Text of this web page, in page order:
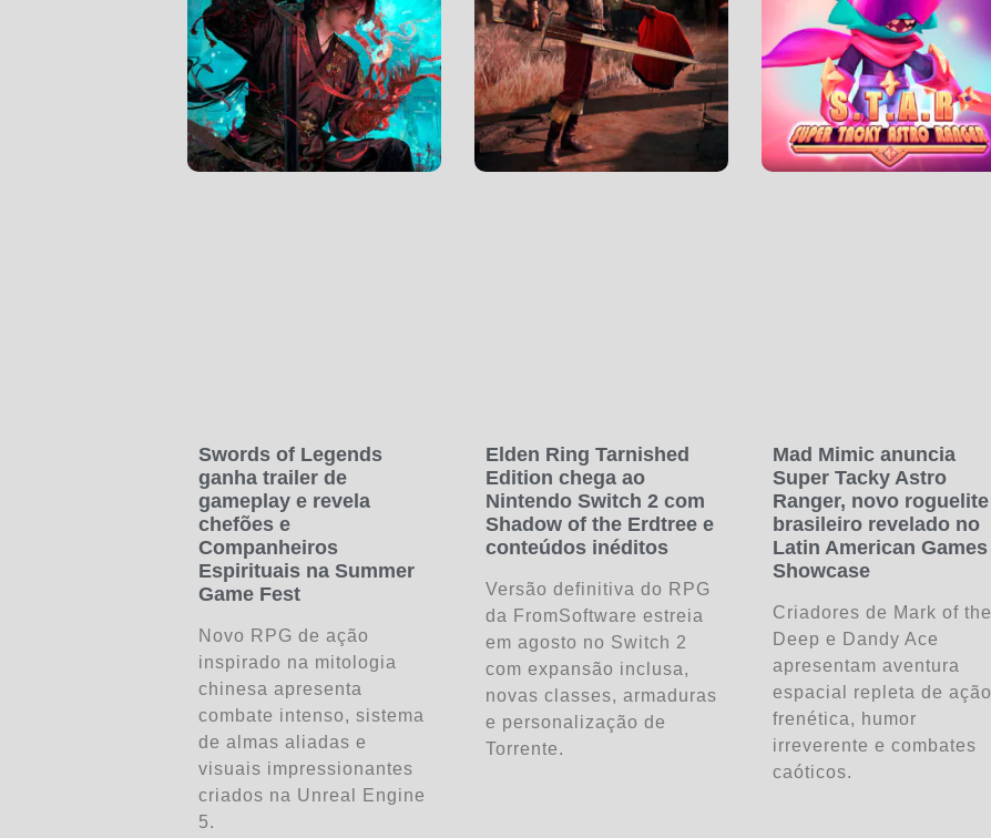
Swords of Legends
ganha trailer de
gameplay e revela
chefões e
Companheiros
Espirituais na Summer
Game Fest
Novo RPG de ação
inspirado na mitologia
chinesa apresenta
combate intenso, sistema
de almas aliadas e
visuais impressionantes
criados na Unreal Engine
5.
Elden Ring Tarnished
Edition chega ao
Nintendo Switch 2 com
Shadow of the Erdtree e
conteúdos inéditos
Versão definitiva do RPG
da FromSoftware estreia
em agosto no Switch 2
com expansão inclusa,
novas classes, armaduras
e personalização de
Torrente.
Mad Mimic anuncia
Super Tacky Astro
Ranger, novo roguelite
brasileiro revelado no
Latin American Games
Showcase
Criadores de Mark of the
Deep e Dandy Ace
apresentam aventura
espacial repleta de ação
frenética, humor
irreverente e combates
caóticos.